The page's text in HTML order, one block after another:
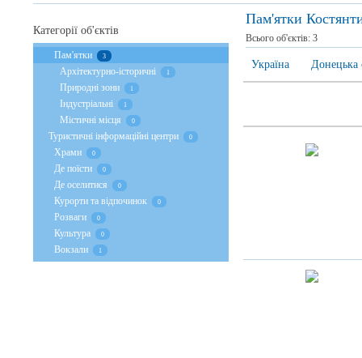
Пам'ятки
Всього об'єктів: 3
Україна Донецька
Категорії об'єктів
Пам'ятки 3
Архітектурно-історичні 1
Природні зони 1
Індустріальні 1
Містичні місця 0
Туристичні інформаційні центри 0
Храми 0
Де поїсти 0
Де оселитися 0
Курорти та відпочинок 0
Розваги 0
Культура 0
Вокзали 1